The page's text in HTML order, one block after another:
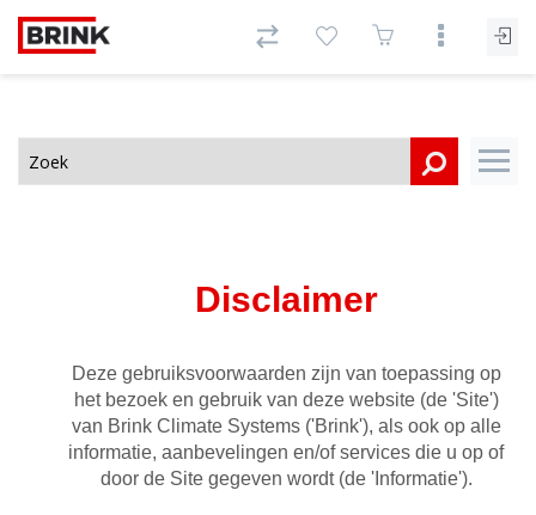
Disclaimer
Deze gebruiksvoorwaarden zijn van toepassing op
het bezoek en gebruik van deze website (de 'Site')
van Brink Climate Systems ('Brink'), als ook op alle
informatie, aanbevelingen en/of services die u op of
door de Site gegeven wordt (de 'Informatie').